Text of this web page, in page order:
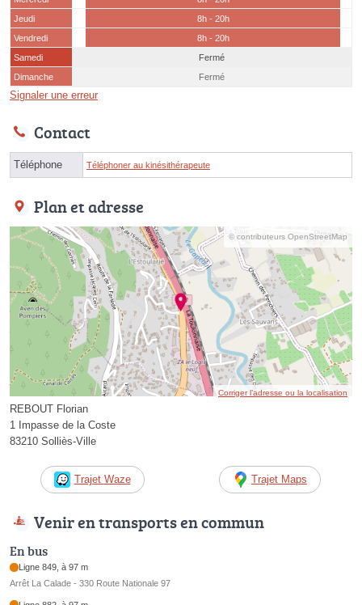
Jeudi
8h - 20h
Vendredi
8h - 20h
Samedi
Fermé
Dimanche
Fermé
Signaler une erreur
Contact
Téléphone Téléphoner au kinésithérapeute
Plan et adresse
© contributeurs OpenStreetMap
Corriger l’adresse ou la localisation
REBOUT Florian
1 Impasse de la Coste
83210 Solliès-Ville
Trajet Waze Trajet Maps
Venir en transports en commun
En bus
Ligne 849, à 97 m
Arrêt La Calade - 330 Route Nationale 97